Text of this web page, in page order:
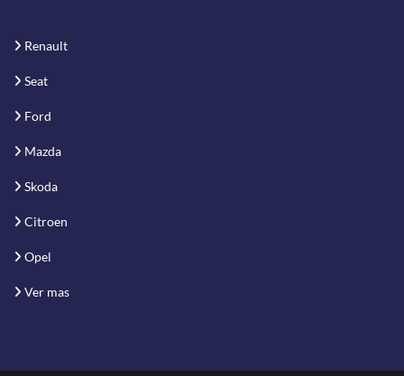
Renault
Seat
Ford
Mazda
Skoda
Citroen
Opel
Ver mas